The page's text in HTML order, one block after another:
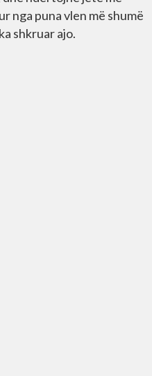
nga puna vlen më shumë
shkruar ajo.